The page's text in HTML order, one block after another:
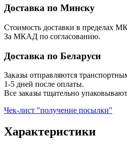
Доставка по Минску
Стоимость доставки в пределах
За МКАД по согласованию.
Доставка по Беларуси
Заказы отправляются
1-5 дней после оплаты.
Все заказы тщательно
Чек-лист "получение посылки"
Характеристики